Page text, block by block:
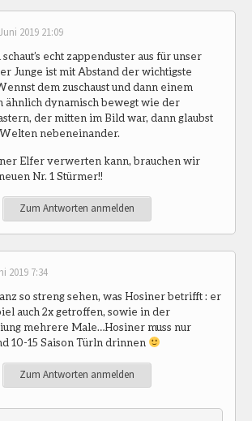
2019 21:09
echt zappenduster aus für unser
Junge ist mit Abstand der wichtigste
dem zuschaust und dann einem
ähnlich dynamisch bewegt wie der
der mitten im Bild war, dann glaubst
nebeneinander.
Elfer verwerten kann, brauchen wir
Nr. 1 Stürmer!!
Zum Antworten anmelden
2019 7:34
so streng sehen, was Hosiner betrifft : er
auch 2x getroffen, sowie in der
mehrere Male…Hosiner muss nur
10-15 Saison Türln drinnen
Zum Antworten anmelden